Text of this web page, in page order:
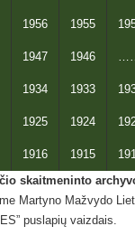
1956 1955
1947 1946
1934 1933
1925 1924
1916 1915
skaitmeninto
Martyno Mažvydo
puslapių vaizdais.